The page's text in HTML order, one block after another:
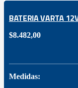
BATERIA VARTA
$8.482,00
Medidas: